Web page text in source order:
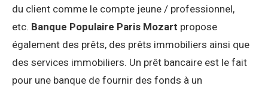
du client comme le compte jeune / professionnel,
etc. Banque Populaire Paris Mozart propose
également des prêts, des prêts immobiliers ainsi que
des services immobiliers. Un prêt bancaire est le fait
pour une banque de fournir des fonds à un